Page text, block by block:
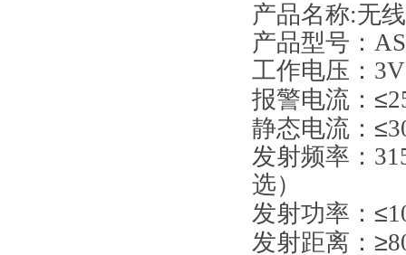
产品名称:无
产品型号：
工作电压：
报警电流： ≤
静态电流： ≤
发射频率：
选）
发射功率： ≤
发射距离： ≥